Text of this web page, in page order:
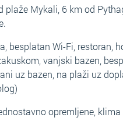
plaže Mykali, 6 km od
besplatan Wi-Fi, restoran,
vanjski bazen,
uz bazen, na plaži uz
opremljene, klima